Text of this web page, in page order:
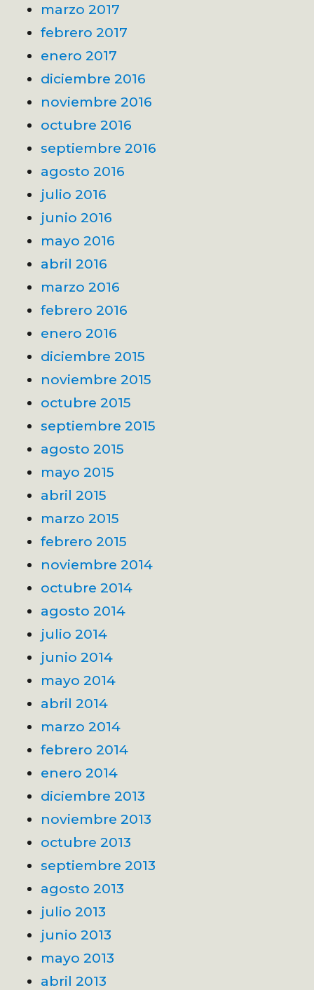
marzo 2017
febrero 2017
enero 2017
diciembre 2016
noviembre 2016
octubre 2016
septiembre 2016
agosto 2016
julio 2016
junio 2016
mayo 2016
abril 2016
marzo 2016
febrero 2016
enero 2016
diciembre 2015
noviembre 2015
octubre 2015
septiembre 2015
agosto 2015
mayo 2015
abril 2015
marzo 2015
febrero 2015
noviembre 2014
octubre 2014
agosto 2014
julio 2014
junio 2014
mayo 2014
abril 2014
marzo 2014
febrero 2014
enero 2014
diciembre 2013
noviembre 2013
octubre 2013
septiembre 2013
agosto 2013
julio 2013
junio 2013
mayo 2013
abril 2013